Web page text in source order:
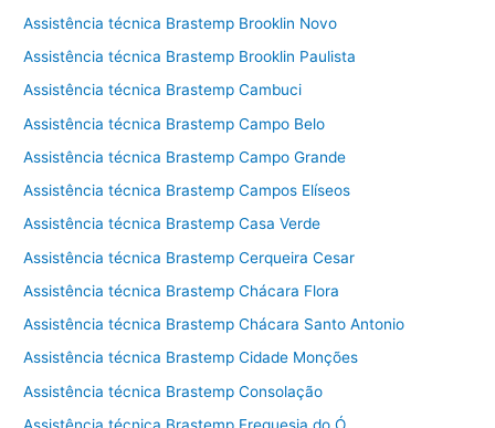
Assistência técnica Brastemp Brooklin Novo
Assistência técnica Brastemp Brooklin Paulista
Assistência técnica Brastemp Cambuci
Assistência técnica Brastemp Campo Belo
Assistência técnica Brastemp Campo Grande
Assistência técnica Brastemp Campos Elíseos
Assistência técnica Brastemp Casa Verde
Assistência técnica Brastemp Cerqueira Cesar
Assistência técnica Brastemp Chácara Flora
Assistência técnica Brastemp Chácara Santo Antonio
Assistência técnica Brastemp Cidade Monções
Assistência técnica Brastemp Consolação
Assistência técnica Brastemp Freguesia do Ó